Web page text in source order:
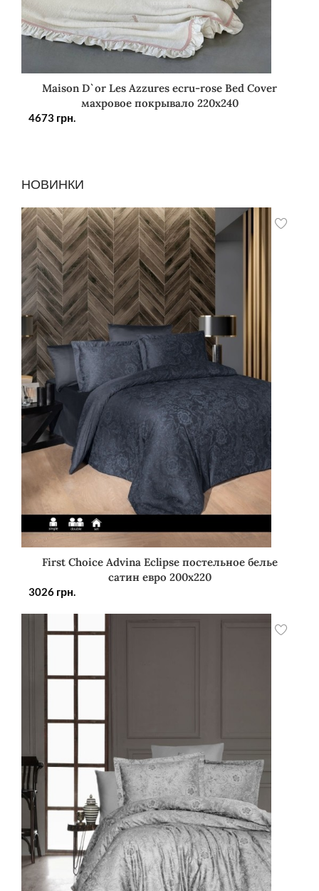
Maison D`or Les Azzures ecru-rose Bed Cover
махровое покрывало 220х240
4673 грн.
НОВИНКИ
First Choice Advina Eclipse постельное белье
сатин евро 200х220
3026 грн.